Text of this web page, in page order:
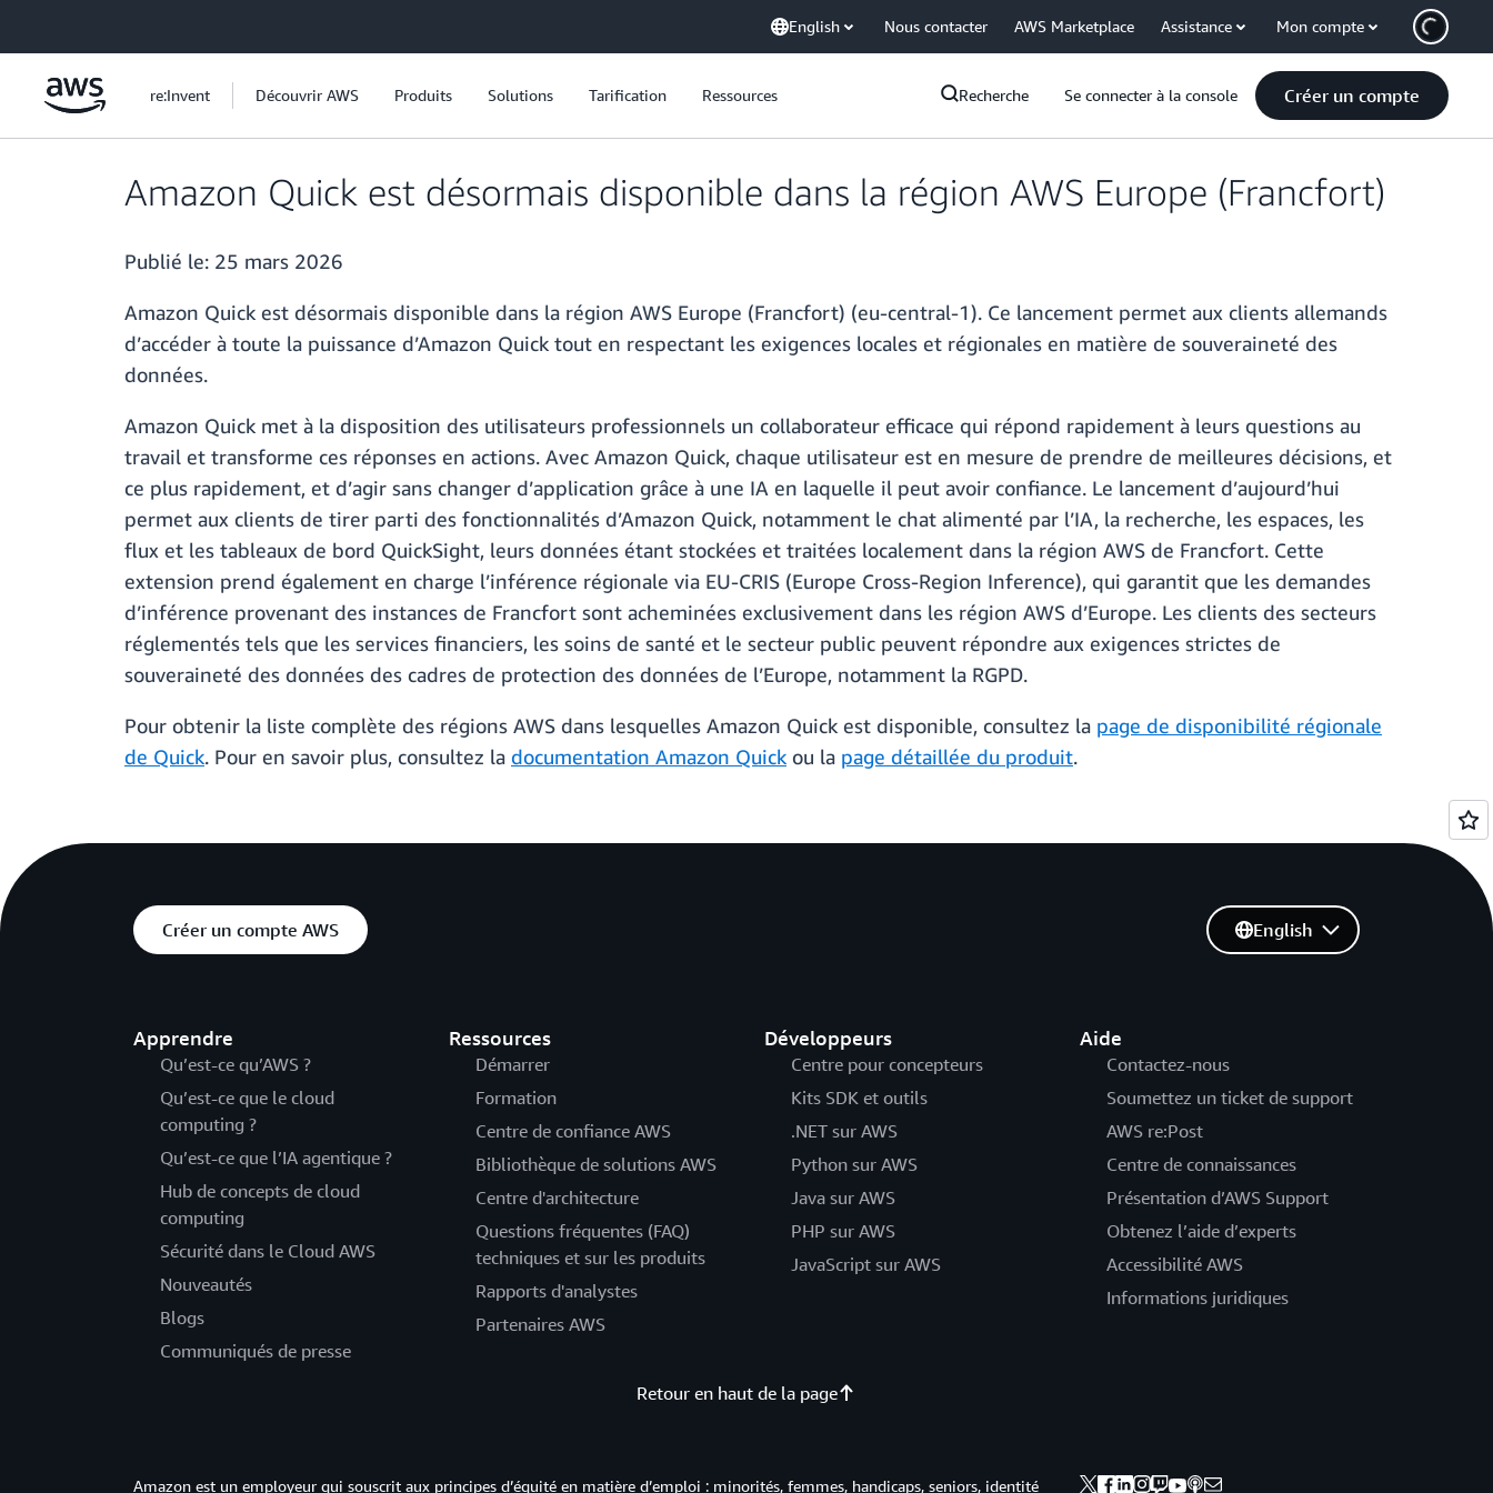
English Nous contacter AWS Marketplace Assistance Mon compte
re:Invent Découvrir AWS Produits Solutions Tarification Ressources Recherche Se connecter à la console Créer un compte
Amazon Quick est désormais disponible dans la région AWS Europe (Francfort)
Publié le: 25 mars 2026
Amazon Quick est désormais disponible dans la région AWS Europe (Francfort) (eu-central-1). Ce lancement permet aux clients allemands
d’accéder à toute la puissance d’Amazon Quick tout en respectant les exigences locales et régionales en matière de souveraineté des
données.
Amazon Quick met à la disposition des utilisateurs professionnels un collaborateur efficace qui répond rapidement à leurs questions au
travail et transforme ces réponses en actions. Avec Amazon Quick, chaque utilisateur est en mesure de prendre de meilleures décisions, et
ce plus rapidement, et d’agir sans changer d’application grâce à une IA en laquelle il peut avoir confiance. Le lancement d’aujourd’hui
permet aux clients de tirer parti des fonctionnalités d’Amazon Quick, notamment le chat alimenté par l’IA, la recherche, les espaces, les
flux et les tableaux de bord QuickSight, leurs données étant stockées et traitées localement dans la région AWS de Francfort. Cette
extension prend également en charge l’inférence régionale via EU-CRIS (Europe Cross-Region Inference), qui garantit que les demandes
d’inférence provenant des instances de Francfort sont acheminées exclusivement dans les région AWS d’Europe. Les clients des secteurs
réglementés tels que les services financiers, les soins de santé et le secteur public peuvent répondre aux exigences strictes de
souveraineté des données des cadres de protection des données de l’Europe, notamment la RGPD.
Pour obtenir la liste complète des régions AWS dans lesquelles Amazon Quick est disponible, consultez la page de disponibilité régionale
de Quick. Pour en savoir plus, consultez la documentation Amazon Quick ou la page détaillée du produit.
Créer un compte AWS
Apprendre
Qu’est-ce qu’AWS ?
Qu’est-ce que le cloud
computing ?
Qu’est-ce que l’IA agentique ?
Hub de concepts de cloud
computing
Sécurité dans le Cloud AWS
Nouveautés
Blogs
Communiqués de presse
Ressources
Démarrer
Formation
Centre de confiance AWS
Bibliothèque de solutions AWS
Centre d'architecture
Questions fréquentes (FAQ)
techniques et sur les produits
Rapports d'analystes
Partenaires AWS
Développeurs
Centre pour concepteurs
Kits SDK et outils
.NET sur AWS
Python sur AWS
Java sur AWS
PHP sur AWS
JavaScript sur AWS
Aide
Contactez-nous
Soumettez un ticket de support
AWS re:Post
Centre de connaissances
Présentation d’AWS Support
Obtenez l’aide d’experts
Accessibilité AWS
Informations juridiques
English
Retour en haut de la page
Amazon est un employeur qui souscrit aux principes d’équité en matière d’emploi : minorités, femmes, handicaps, seniors, identité